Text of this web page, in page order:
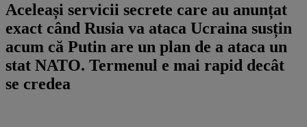
Aceleași servicii secrete care au anunțat
exact când Rusia va ataca Ucraina susțin
acum că Putin are un plan de a ataca un
stat NATO. Termenul e mai rapid decât
se credea